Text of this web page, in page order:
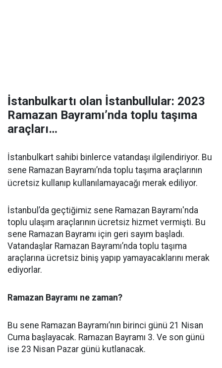
İstanbulkartı olan İstanbullular: 2023
Ramazan Bayramı’nda toplu taşıma
araçları…
İstanbulkart sahibi binlerce vatandaşı ilgilendiriyor. Bu
sene Ramazan Bayramı’nda toplu taşıma araçlarının
ücretsiz kullanıp kullanılamayacağı merak ediliyor.
İstanbul’da geçtiğimiz sene Ramazan Bayramı'nda
toplu ulaşım araçlarının ücretsiz hizmet vermişti. Bu
sene Ramazan Bayramı için geri sayım başladı.
Vatandaşlar Ramazan Bayramı’nda toplu taşıma
araçlarına ücretsiz biniş yapıp yamayacaklarını merak
ediyorlar.
Ramazan Bayramı ne zaman?
Bu sene Ramazan Bayramı’nın birinci günü 21 Nisan
Cuma başlayacak. Ramazan Bayramı 3. Ve son günü
ise 23 Nisan Pazar günü kutlanacak.